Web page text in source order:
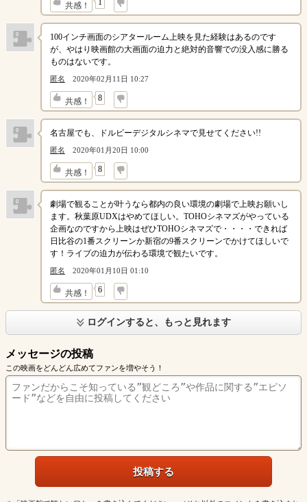
共感！ 1
↓
100インチ画面のシアタールーム上映を見た経験はあるのです
が、やはり映画館の大画面の迫力と絶対的音響での没入感に勝る
ものはないです。
匿名 2020年02月11日 10:27
共感！ 8
↓
名古屋でも、ドルビーデジタルシネマで見せてください!!
匿名 2020年01月20日 10:00
共感！ 8
↓
劇場で観ることが叶うなら都内の良い環境の劇場で上映お願いし
ます。秋葉原UDXはやめてほしい。TOHOシネマズがやっている
企画なのですから上映はぜひTOHOシネマズで・・・・できれば
日比谷の1番スクリーンか新宿の9番スクリーンでかけてほしいで
す！ライブの迫力が伝わる環境で観たいです。
匿名 2020年01月10日 01:10
共感！ 6
↓
ログインすると、もっと見れます
メッセージの投稿
この映画をどんどん広めてファンを増やそう！